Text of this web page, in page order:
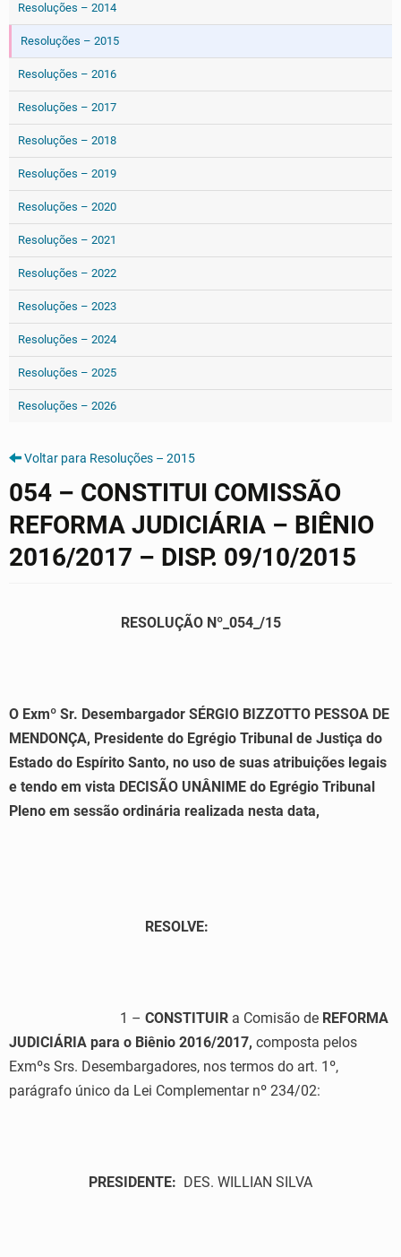
Resoluções – 2014
Resoluções – 2015
Resoluções – 2016
Resoluções – 2017
Resoluções – 2018
Resoluções – 2019
Resoluções – 2020
Resoluções – 2021
Resoluções – 2022
Resoluções – 2023
Resoluções – 2024
Resoluções – 2025
Resoluções – 2026
Voltar para Resoluções – 2015
054 – CONSTITUI COMISSÃO
REFORMA JUDICIÁRIA – BIÊNIO
2016/2017 – DISP. 09/10/2015
RESOLUÇÃO Nº_054_/15
O Exmº Sr. Desembargador SÉRGIO BIZZOTTO PESSOA DE
MENDONÇA, Presidente do Egrégio Tribunal de Justiça do
Estado do Espírito Santo, no uso de suas atribuições legais
e tendo em vista DECISÃO UNÂNIME do Egrégio Tribunal
Pleno em sessão ordinária realizada nesta data,
RESOLVE:
1 – CONSTITUIR a Comisão de REFORMA
JUDICIÁRIA para o Biênio 2016/2017, composta pelos
Exmºs Srs. Desembargadores, nos termos do art. 1º,
parágrafo único da Lei Complementar nº 234/02:
PRESIDENTE: DES. WILLIAN SILVA